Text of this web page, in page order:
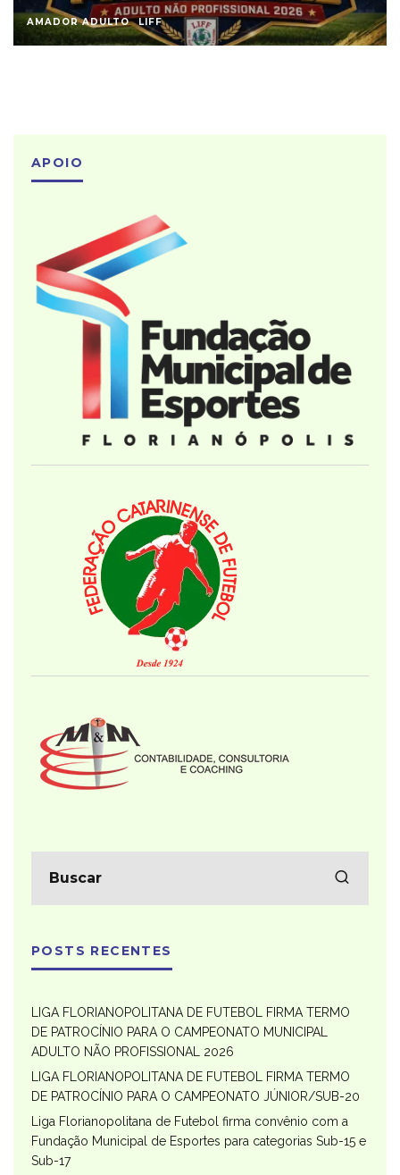
AMADOR ADULTO LIFF
APOIO
POSTS RECENTES
LIGA FLORIANOPOLITANA DE FUTEBOL FIRMA TERMO
DE PATROCÍNIO PARA O CAMPEONATO MUNICIPAL
ADULTO NÃO PROFISSIONAL 2026
LIGA FLORIANOPOLITANA DE FUTEBOL FIRMA TERMO
DE PATROCÍNIO PARA O CAMPEONATO JÚNIOR/SUB-20
Liga Florianopolitana de Futebol firma convênio com a
Fundação Municipal de Esportes para categorias Sub-15 e
Sub-17